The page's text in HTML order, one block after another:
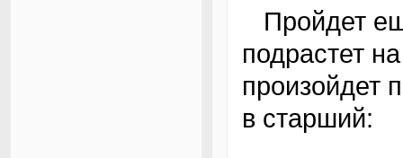
Пройдет еще немного времени, напряжение
подрастет
произойдет
в старший: